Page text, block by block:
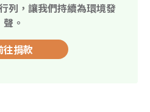
列，讓我們持續為環境發
聲。
往捐款